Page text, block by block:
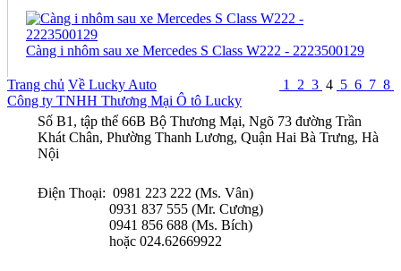
Càng i nhôm sau xe Mercedes S Class W222 - 2223500129
1 2 3 4 5 6 7 8
Trang chủ Về Lucky Auto
Công ty TNHH Thương Mại Ô tô Lucky
Số B1, tập thể 66B Bộ Thương Mại, Ngõ 73 đường Trần
Khát Chân, Phường Thanh Lương, Quận Hai Bà Trưng, Hà
Nội
Điện Thoại: 0981 223 222 (Ms. Vân)
0931 837 555 (Mr. Cương)
0941 856 688 (Ms. Bích)
hoặc 024.62669922